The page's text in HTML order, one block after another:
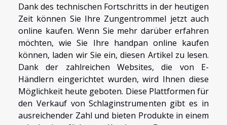
Dank des technischen Fortschritts in der heutigen
Zeit können Sie Ihre Zungentrommel jetzt auch
online kaufen. Wenn Sie mehr darüber erfahren
möchten, wie Sie Ihre handpan online kaufen
können, laden wir Sie ein, diesen Artikel zu lesen.
Dank der zahlreichen Websites, die von E-
Händlern eingerichtet wurden, wird Ihnen diese
Möglichkeit heute geboten. Diese Plattformen für
den Verkauf von Schlaginstrumenten gibt es in
ausreichender Zahl und bieten Produkte in einem